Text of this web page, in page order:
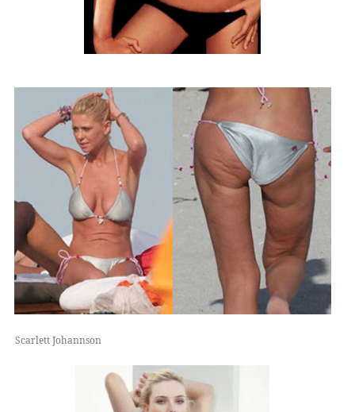
Scarlett Johannson